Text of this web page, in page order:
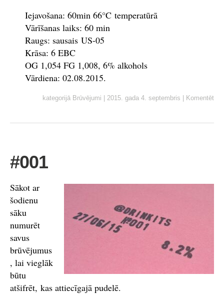
Iejavošana: 60min 66°C temperatūrā
Vārīšanas laiks: 60 min
Raugs: sausais US-05
Krāsa: 6 EBC
OG 1,054 FG 1,008, 6% alkohols
Vārdiena: 02.08.2015.
kategorijā Brūvējumi 2015. gada 4. septembris Komentēt
#001
Sākot ar
šodienu
sāku
numurēt
savus
brūvējumus
, lai vieglāk
būtu
atšifrēt, kas attiecīgajā pudelē.